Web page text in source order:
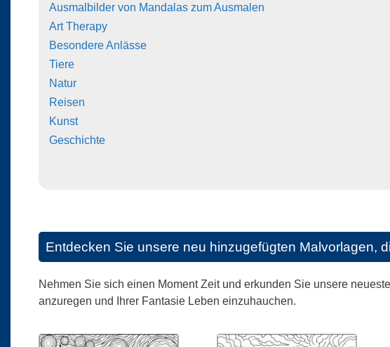
Ausmalbilder von Mandalas zum Ausmalen
Art Therapy
Besondere Anlässe
Tiere
Natur
Reisen
Kunst
Geschichte
Entdecken Sie unsere neu hinzugefügten Malvorlagen,
Nehmen Sie sich einen Moment Zeit und erkunden Sie unsere
anzuregen und Ihrer Fantasie Leben einzuhauchen.